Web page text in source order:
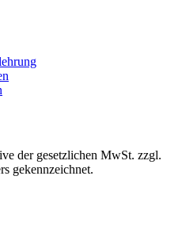
der gesetzlichen MwSt. zzgl.
gekennzeichnet.